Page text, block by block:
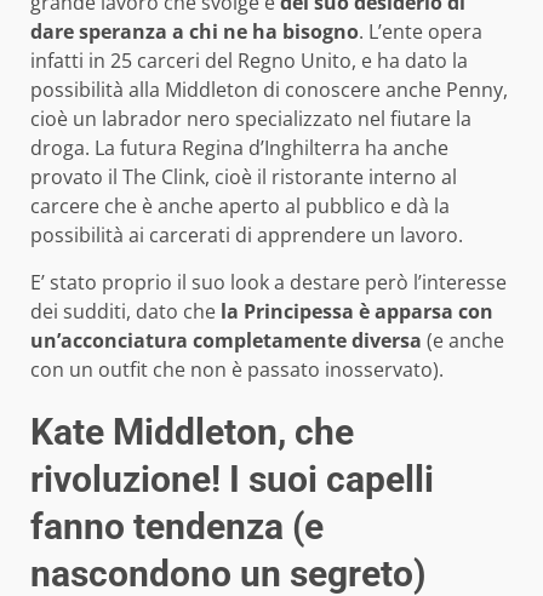
dare speranza a chi ne ha bisogno. L’ente opera
infatti in 25 carceri del Regno Unito, e ha dato la
possibilità alla Middleton di conoscere anche Penny,
cioè un labrador nero specializzato nel fiutare la
droga. La futura Regina d’Inghilterra ha anche
provato il The Clink, cioè il ristorante interno al
carcere che è anche aperto al pubblico e dà la
possibilità ai carcerati di apprendere un lavoro.
E’ stato proprio il suo look a destare però l’interesse
dei sudditi, dato che la Principessa è apparsa con
un’acconciatura completamente diversa (e anche
con un outfit che non è passato inosservato).
Kate Middleton, che
rivoluzione! I suoi capelli
fanno tendenza (e
nascondono un segreto)